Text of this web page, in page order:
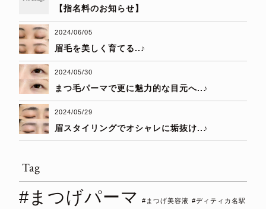
【指名料のお知らせ】
2024/06/05
眉毛を美しく育てる..♪
2024/05/30
まつ毛パーマで更に魅力的な目元へ..♪
2024/05/29
眉スタイリングでオシャレに垢抜け..♪
Tag
#まつげパーマ #まつげ美容液 #ディティカ名駅